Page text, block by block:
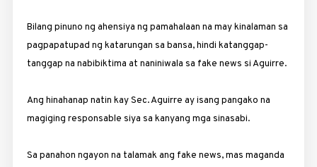
Bilang pinuno ng ahensiya ng pamahalaan na may kinalaman sa
pagpapatupad ng katarungan sa bansa, hindi katanggap-
tanggap na nabibiktima at naniniwala sa fake news si Aguirre.
Ang hinahanap natin kay Sec. Aguirre ay isang pangako na
magiging responsable siya sa kanyang mga sinasabi.
Sa panahon ngayon na talamak ang fake news, mas maganda